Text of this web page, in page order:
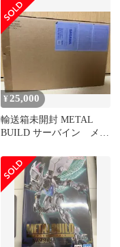
¥ 25,000
輸送箱未開封 METAL
BUILD サーバイン メタ